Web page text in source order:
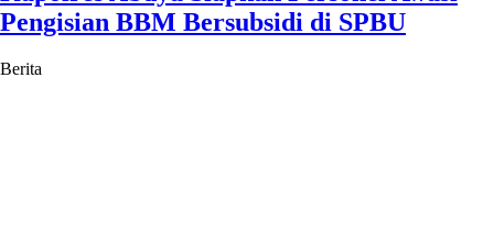
Pengisian BBM Bersubsidi di SPBU
Berita